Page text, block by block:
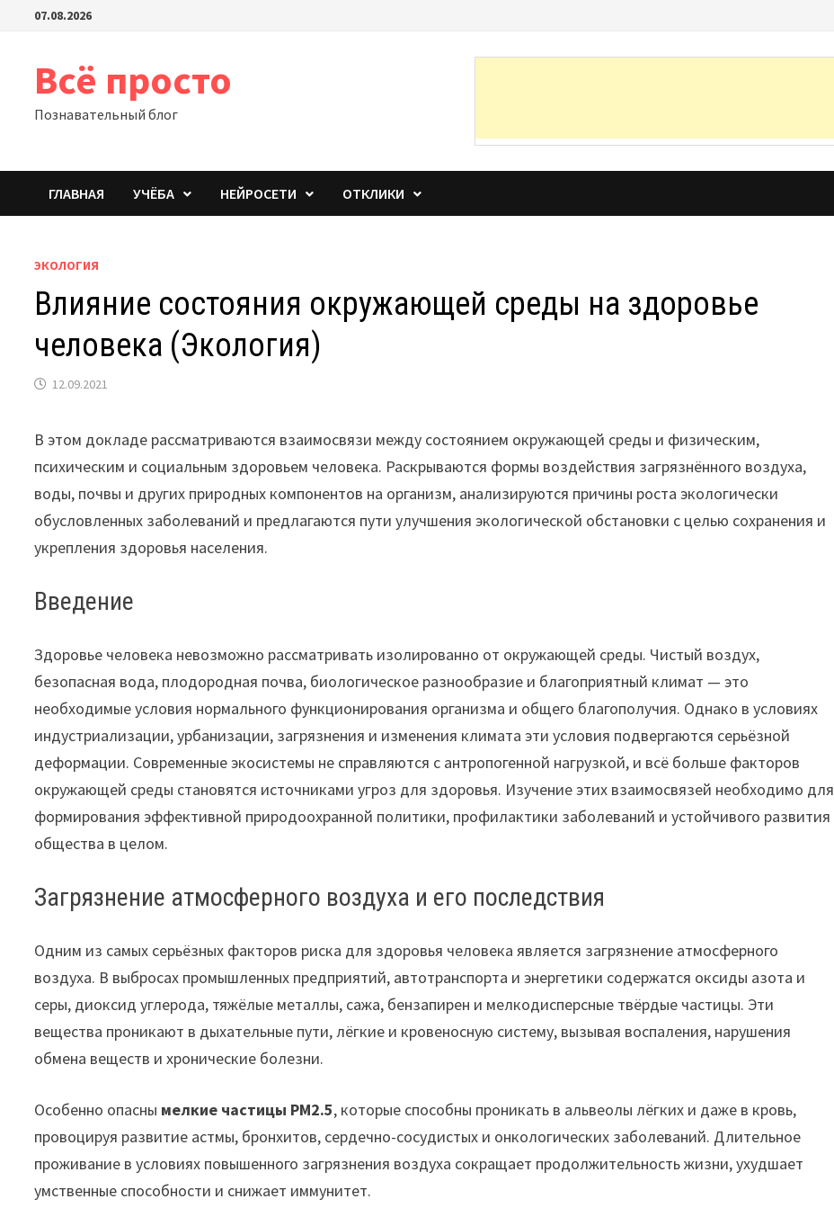
Перейти07.08.2026
Всё просто
Познавательный блог
ГЛАВНАЯ УЧЁБА НЕЙРОСЕТИ ОТКЛИКИ
ЭКОЛОГИЯ
Влияние состояния окружающей среды на здоровье
человека (Экология)
12.09.2021
В этом докладе рассматриваются взаимосвязи между состоянием окружающей среды и физическим,
психическим и социальным здоровьем человека. Раскрываются формы воздействия загрязнённого воздуха,
воды, почвы и других природных компонентов на организм, анализируются причины роста экологически
обусловленных заболеваний и предлагаются пути улучшения экологической обстановки с целью сохранения и
укрепления здоровья населения.
Введение
Здоровье человека невозможно рассматривать изолированно от окружающей среды. Чистый воздух,
безопасная вода, плодородная почва, биологическое разнообразие и благоприятный климат — это
необходимые условия нормального функционирования организма и общего благополучия. Однако в условиях
индустриализации, урбанизации, загрязнения и изменения климата эти условия подвергаются серьёзной
деформации. Современные экосистемы не справляются с антропогенной нагрузкой, и всё больше факторов
окружающей среды становятся источниками угроз для здоровья. Изучение этих взаимосвязей необходимо для
формирования эффективной природоохранной политики, профилактики заболеваний и устойчивого развития
общества в целом.
Загрязнение атмосферного воздуха и его последствия
Одним из самых серьёзных факторов риска для здоровья человека является загрязнение атмосферного
воздуха. В выбросах промышленных предприятий, автотранспорта и энергетики содержатся оксиды азота и
серы, диоксид углерода, тяжёлые металлы, сажа, бензапирен и мелкодисперсные твёрдые частицы. Эти
вещества проникают в дыхательные пути, лёгкие и кровеносную систему, вызывая воспаления, нарушения
обмена веществ и хронические болезни.
Особенно опасны мелкие частицы PM2.5, которые способны проникать в альвеолы лёгких и даже в кровь,
провоцируя развитие астмы, бронхитов, сердечно-сосудистых и онкологических заболеваний. Длительное
проживание в условиях повышенного загрязнения воздуха сокращает продолжительность жизни, ухудшает
умственные способности и снижает иммунитет.